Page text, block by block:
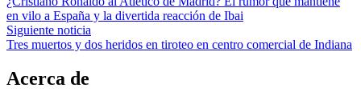
de
entradas
en vilo a España y la divertida reacción de Ibai
Siguiente noticia
Tres muertos y dos heridos en tiroteo en centro comercial de Indiana
Acerca de